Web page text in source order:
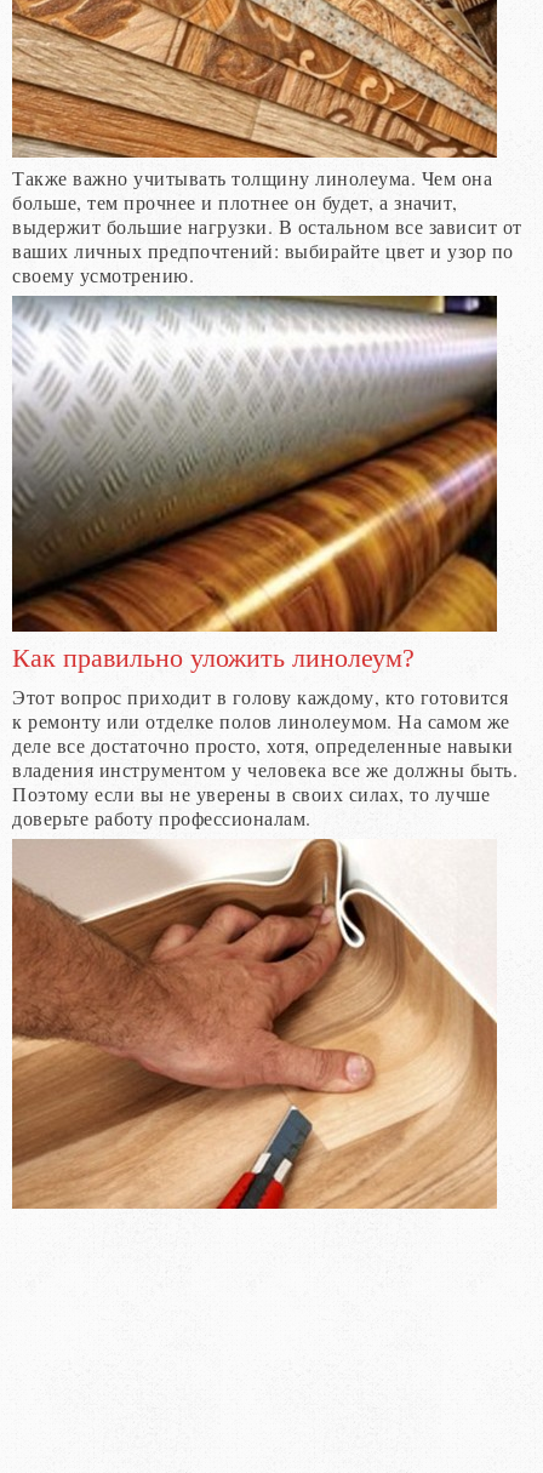
Также важно учитывать толщину линолеума. Чем она
больше, тем прочнее и плотнее он будет, а значит,
выдержит большие нагрузки. В остальном все зависит от
ваших личных предпочтений: выбирайте цвет и узор по
своему усмотрению.
Как правильно уложить линолеум?
Этот вопрос приходит в голову каждому, кто готовится
к ремонту или отделке полов линолеумом. На самом же
деле все достаточно просто, хотя, определенные навыки
владения инструментом у человека все же должны быть.
Поэтому если вы не уверены в своих силах, то лучше
доверьте работу профессионалам.